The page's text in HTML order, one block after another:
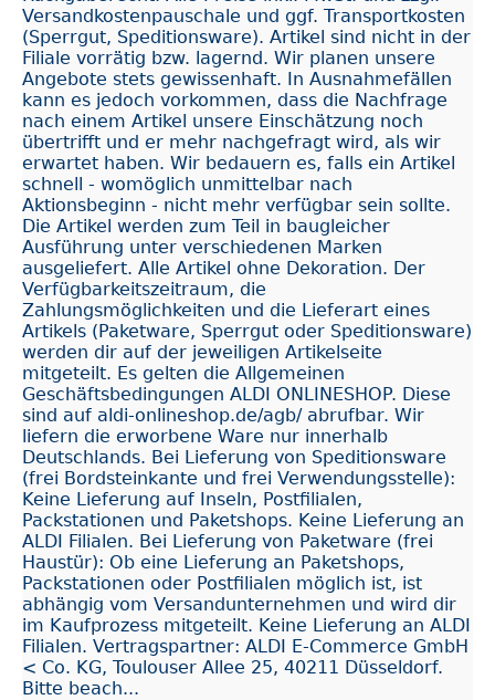
Versandkostenpauschale und ggf. Transportkosten
(Sperrgut, Speditionsware). Artikel sind nicht in der
Filiale vorrätig bzw. lagernd. Wir planen unsere
Angebote stets gewissenhaft. In Ausnahmefällen
kann es jedoch vorkommen, dass die Nachfrage
nach einem Artikel unsere Einschätzung noch
übertrifft und er mehr nachgefragt wird, als wir
erwartet haben. Wir bedauern es, falls ein Artikel
schnell - womöglich unmittelbar nach
Aktionsbeginn - nicht mehr verfügbar sein sollte.
Die Artikel werden zum Teil in baugleicher
Ausführung unter verschiedenen Marken
ausgeliefert. Alle Artikel ohne Dekoration. Der
Verfügbarkeitszeitraum, die
Zahlungsmöglichkeiten und die Lieferart eines
Artikels (Paketware, Sperrgut oder Speditionsware)
werden dir auf der jeweiligen Artikelseite
mitgeteilt. Es gelten die Allgemeinen
Geschäftsbedingungen ALDI ONLINESHOP. Diese
sind auf aldi-onlineshop.de/agb/ abrufbar. Wir
liefern die erworbene Ware nur innerhalb
Deutschlands. Bei Lieferung von Speditionsware
(frei Bordsteinkante und frei Verwendungsstelle):
Keine Lieferung auf Inseln, Postfilialen,
Packstationen und Paketshops. Keine Lieferung an
ALDI Filialen. Bei Lieferung von Paketware (frei
Haustür): Ob eine Lieferung an Paketshops,
Packstationen oder Postfilialen möglich ist, ist
abhängig vom Versandunternehmen und wird dir
im Kaufprozess mitgeteilt. Keine Lieferung an ALDI
Filialen. Vertragspartner: ALDI E-Commerce GmbH
< Co. KG, Toulouser Allee 25, 40211 Düsseldorf.
Bitte beach...